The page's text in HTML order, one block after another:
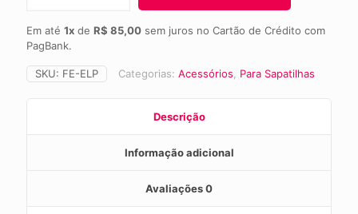
Gaynor
Minden
quantidade
Em até 1x de R$ 85,00 sem juros no Cartão de Crédito com
PagBank.
SKU: FE-ELP Categorias: Acessórios Para Sapatilhas
Descrição
Informação adicional
Avaliações0